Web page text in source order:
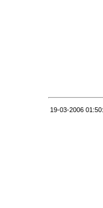
19-03-2006